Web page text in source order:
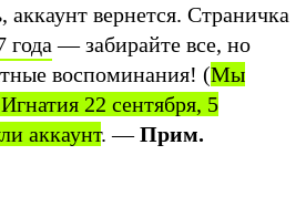
аккаунт вернется. Страничка
года — забирайте все, но
воспоминания! (Мы
22 сентября, 5
аккаунт. —Прим.